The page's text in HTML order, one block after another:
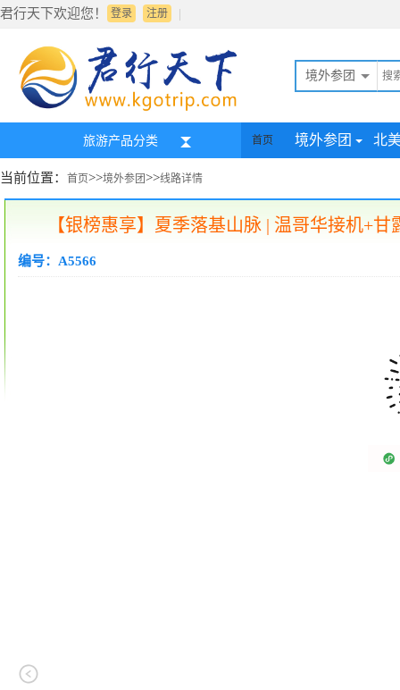
君行天下欢迎您！ 登录 |
注册
境外参团
旅游产品分类 首页 境外参团 北
当前位置： 首页>>境外参团>>线路详情
【银榜惠享】夏季落基山脉 | 温哥华接机+
编号：A5566